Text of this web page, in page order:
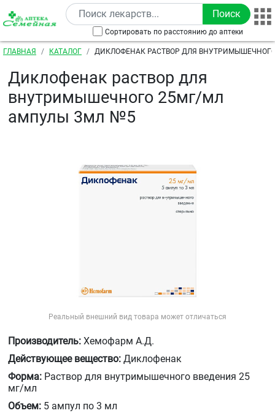
Перейти к основному содержанию
Сортировать по расстоянию до аптеки
Строка навигации
ГЛАВНАЯ КАТАЛОГ
ДИКЛОФЕНАК РАСТВОР ДЛЯ
Диклофенак раствор для
внутримышечного 25мг/мл
ампулы 3мл №5
Реальный внешний вид товара может отличаться
Производитель: Хемофарм А.Д.
Действующее вещество: Диклофенак
Форма: Раствор для внутримышечного введения 25
мг/мл
Объем: 5 ампул по 3 мл